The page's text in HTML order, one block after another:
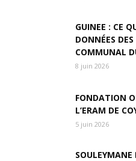
GUINEE : CE
DONNÉES
COMMUNAL
8 juin 2026
FONDATION
L’ERAM DE
5 juin 2026